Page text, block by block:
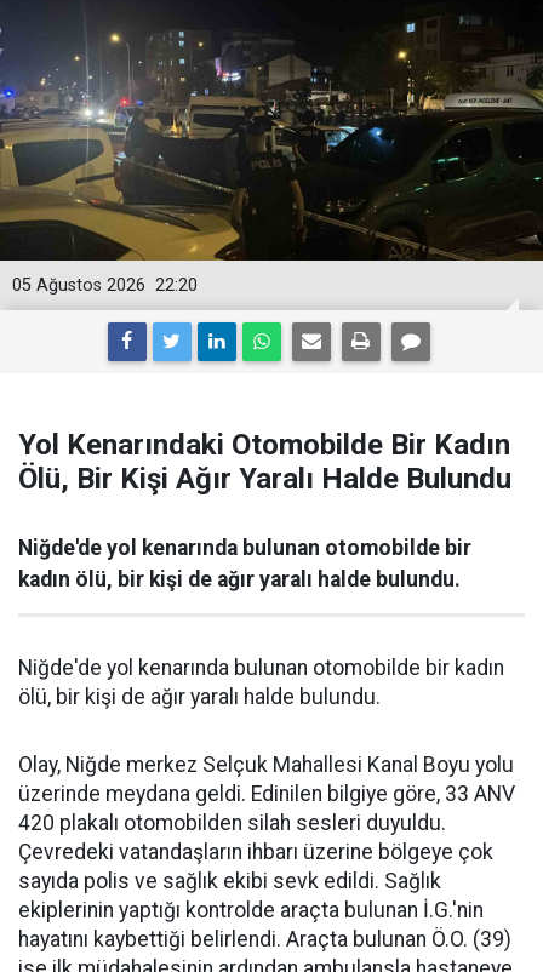
22:20
05 Ağustos 2026
Yol Kenarındaki Otomobilde Bir Kadın
Ölü, Bir Kişi Ağır Yaralı Halde Bulundu
Niğde'de yol kenarında bulunan otomobilde bir
kadın ölü, bir kişi de ağır yaralı halde bulundu.
Niğde'de yol kenarında bulunan otomobilde bir kadın
ölü, bir kişi de ağır yaralı halde bulundu.
Olay, Niğde merkez Selçuk Mahallesi Kanal Boyu yolu
üzerinde meydana geldi. Edinilen bilgiye göre, 33 ANV
420 plakalı otomobilden silah sesleri duyuldu.
Çevredeki vatandaşların ihbarı üzerine bölgeye çok
sayıda polis ve sağlık ekibi sevk edildi. Sağlık
ekiplerinin yaptığı kontrolde araçta bulunan İ.G.'nin
hayatını kaybettiği belirlendi. Araçta bulunan Ö.O. (39)